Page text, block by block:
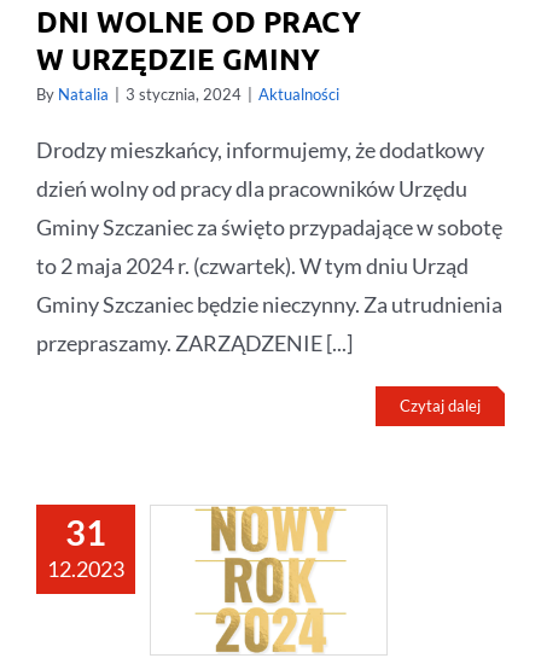
DNI WOLNE OD PRACY
W URZĘDZIE GMINY
By Natalia 3 stycznia, 2024 Aktualności
Drodzy mieszkańcy, informujemy, że dodatkowy
dzień wolny od pracy dla pracowników Urzędu
Gminy Szczaniec za święto przypadające w sobotę
to 2 maja 2024 r. (czwartek). W tym dniu Urząd
Gminy Szczaniec będzie nieczynny. Za utrudnienia
przepraszamy. ZARZĄDZENIE [...]
Czytaj dalej
31
12.2023